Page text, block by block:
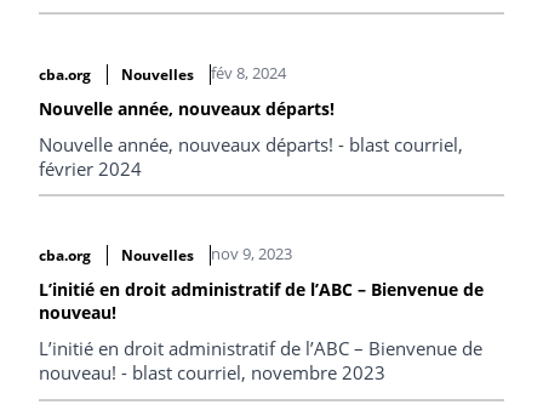
cba.org Nouvelles fév 8, 2024
Nouvelle année, nouveaux départs!
Nouvelle année, nouveaux départs! - blast courriel,
février 2024
cba.org Nouvelles nov 9, 2023
L’initié en droit administratif de l’ABC – Bienvenue de
nouveau!
L’initié en droit administratif de l’ABC – Bienvenue de
nouveau! - blast courriel, novembre 2023